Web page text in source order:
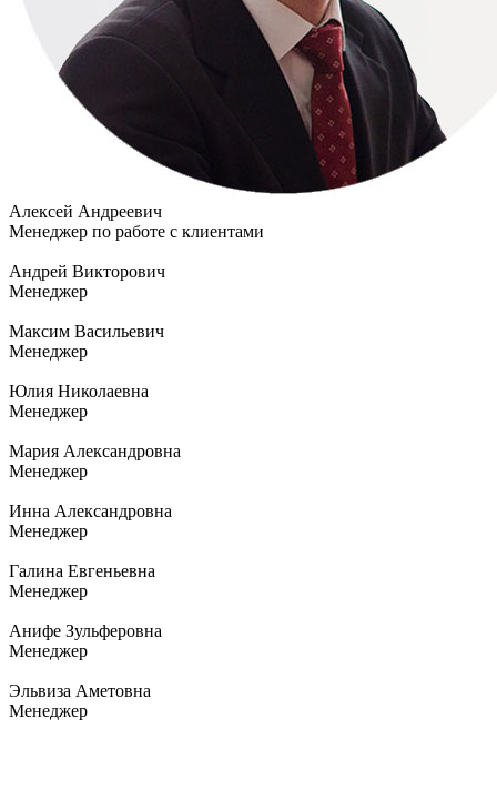
Алексей Андреевич
Менеджер по работе с клиентами
Андрей Викторович
Менеджер
Максим Васильевич
Менеджер
Юлия Николаевна
Менеджер
Мария Александровна
Менеджер
Инна Александровна
Менеджер
Галина Евгеньевна
Менеджер
Анифе Зульферовна
Менеджер
Эльвиза Аметовна
Менеджер